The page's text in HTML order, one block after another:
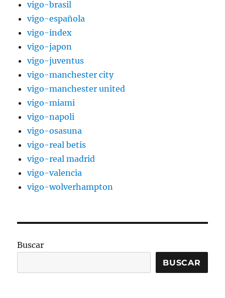
vigo-brasil
vigo-española
vigo-index
vigo-japon
vigo-juventus
vigo-manchester city
vigo-manchester united
vigo-miami
vigo-napoli
vigo-osasuna
vigo-real betis
vigo-real madrid
vigo-valencia
vigo-wolverhampton
Buscar
BUSCAR